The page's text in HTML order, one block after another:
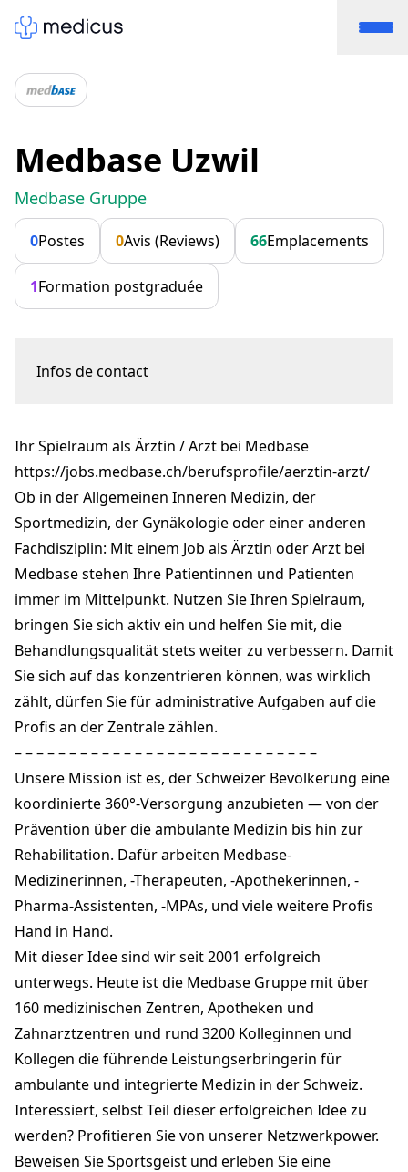
Medbase Uzwil
Medbase Gruppe
0Postes 0Avis (Reviews) 66Emplacements
1Formation postgraduée
Infos de contact
uzwil@medbase.ch
+41 71 387 38 38
medbase.ch
Ihr Spielraum als Ärztin / Arzt bei Medbase
https://jobs.medbase.ch/berufsprofile/aerztin-arzt/
Ob in der Allgemeinen Inneren Medizin, der
Sportmedizin, der Gynäkologie oder einer anderen
Fachdisziplin: Mit einem Job als Ärztin oder Arzt bei
Medbase stehen Ihre Patientinnen und Patienten
immer im Mittelpunkt. Nutzen Sie Ihren Spielraum,
bringen Sie sich aktiv ein und helfen Sie mit, die
Behandlungsqualität stets weiter zu verbessern. Damit
Sie sich auf das konzentrieren können, was wirklich
zählt, dürfen Sie für administrative Aufgaben auf die
Profis an der Zentrale zählen.
– – – – – – – – – – – – – – – – – – – – – – – – – – – –
Unsere Mission ist es, der Schweizer Bevölkerung eine
koordinierte 360°-Versorgung anzubieten — von der
Prävention über die ambulante Medizin bis hin zur
Rehabilitation. Dafür arbeiten Medbase-
Medizinerinnen, -Therapeuten, -Apothekerinnen, -
Pharma-Assistenten, -MPAs, und viele weitere Profis
Hand in Hand.
Mit dieser Idee sind wir seit 2001 erfolgreich
unterwegs. Heute ist die Medbase Gruppe mit über
160 medizinischen Zentren, Apotheken und
Zahnarztzentren und rund 3200 Kolleginnen und
Kollegen die führende Leistungserbringerin für
ambulante und integrierte Medizin in der Schweiz.
Interessiert, selbst Teil dieser erfolgreichen Idee zu
werden? Profitieren Sie von unserer Netzwerkpower.
Beweisen Sie Sportsgeist und erleben Sie eine